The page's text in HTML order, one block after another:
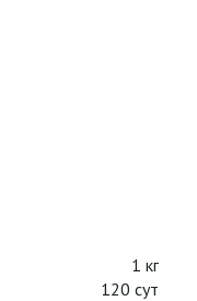
1 кг
120 сут